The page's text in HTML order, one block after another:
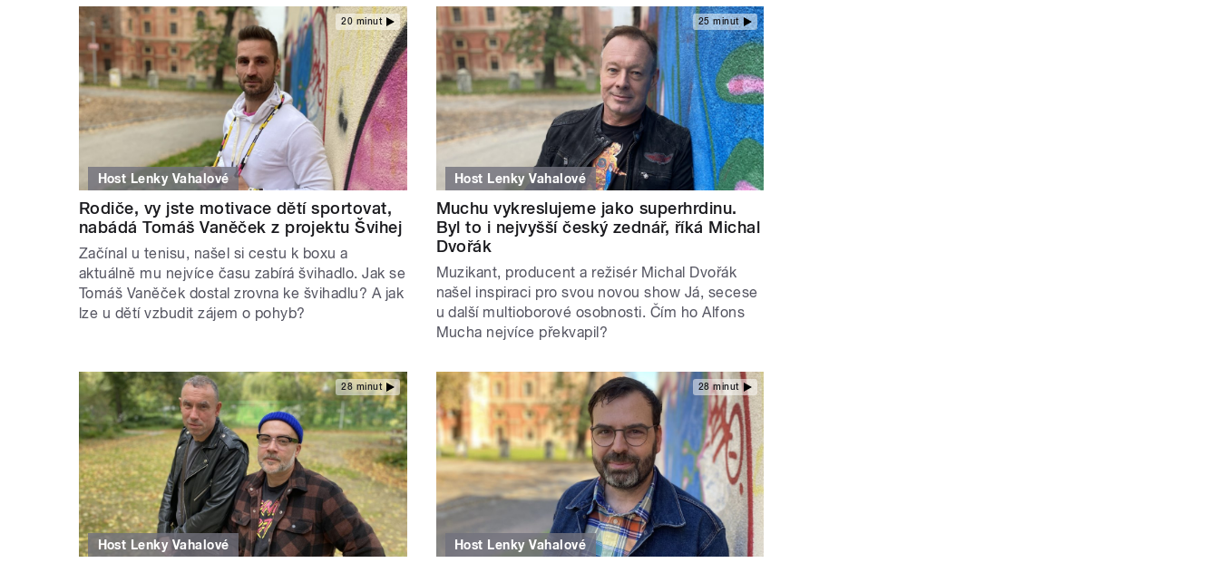
20 minut
Host Lenky Vahalové
Rodiče, vy jste motivace dětí sportovat,
nabádá Tomáš Vaněček z projektu Švihej
Začínal u tenisu, našel si cestu k boxu a
aktuálně mu nejvíce času zabírá švihadlo. Jak se
Tomáš Vaněček dostal zrovna ke švihadlu? A jak
lze u dětí vzbudit zájem o pohyb?
25 minut
Host Lenky Vahalové
Muchu vykreslujeme jako superhrdinu.
Byl to i nejvyšší český zednář, říká Michal
Dvořák
Muzikant, producent a režisér Michal Dvořák
našel inspiraci pro svou novou show Já, secese
u další multioborové osobnosti. Čím ho Alfons
Mucha nejvíce překvapil?
28 minut
Host Lenky Vahalové
28 minut
Host Lenky Vahalové